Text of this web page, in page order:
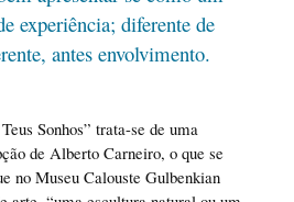
experiência; diferente de
antes envolvimento.
Sonhos” trata-se de uma
de Alberto Carneiro, o que se
no Museu Calouste Gulbenkian